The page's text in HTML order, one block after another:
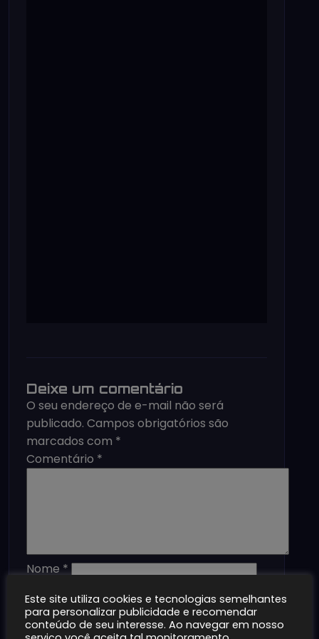
Deixe um comentário
O seu endereço de e-mail não será
publicado. Campos obrigatórios são
marcados com *
Comentário *
Nome *
Site
Salvar meus dados neste navegador
Este site utiliza cookies e tecnologias semelhantes
para personalizar publicidade e recomendar
conteúdo de seu interesse. Ao navegar em nosso